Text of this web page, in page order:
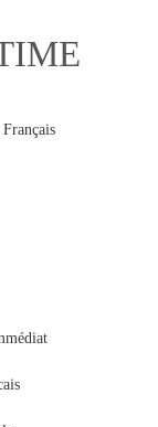
n'a aucune
remplir une
voyagez ou
intégrante
réduit les
aéroports,
requièrent
de